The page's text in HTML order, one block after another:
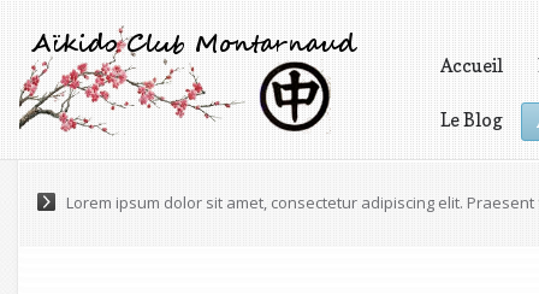
Accueil
Le Blog
Lorem ipsum dolor sit amet, consectetur adipiscing elit.
Maecenas a accumsan felis. Praesent scelerisque volutpat